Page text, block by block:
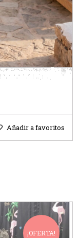
Añadir a favoritos
¡OFERTA!